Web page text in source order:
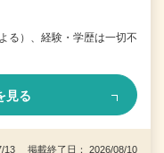
る）、経験・学歴は一切不
見る
13 掲載終了日： 2026/08/10